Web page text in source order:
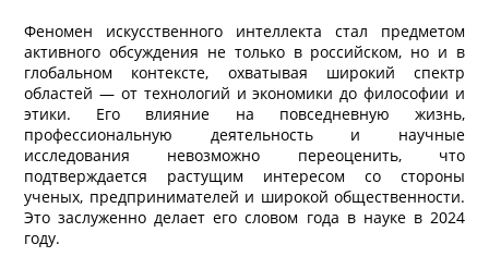
Феномен искусственного интеллекта стал предметом
активного обсуждения не только в российском, но и в
глобальном контексте, охватывая широкий спектр
областей — от технологий и экономики до философии и
этики. Его влияние на повседневную жизнь,
профессиональную деятельность и научные
исследования невозможно переоценить, что
подтверждается растущим интересом со стороны
ученых, предпринимателей и широкой общественности.
Это заслуженно делает его словом года в науке в 2024
году.